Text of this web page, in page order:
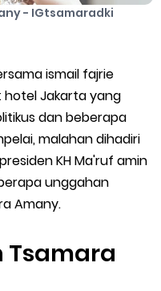
- IGtsamaradki
ismail fajrie
Jakarta yang
dan beberapa
malahan dihadiri
KH Ma'ruf amin
unggahan
Amany.
Tsamara